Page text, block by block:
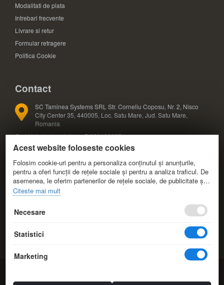
Modalitati de plata
Intrebari frecvente
Livrare si retur
Formular retragere
Politica Cookie
Contact
SC Taminea Systems SRL Str. Corneliu Coposu, Nr. 2, Nisco
City Center 35, 440005, Loc. Satu Mare, Jud. Satu Mare,
Romania
Cod Unic de Inregistrare: RO33133887
Registrul Comertului: J30/327/2014
COD CAEN: 4791
+40 724 588 425; +40 724 588 424
Acest website foloseste cookies
Folosim cookie-uri pentru a personaliza conținutul și anunțurile,
pentru a oferi funcții de rețele sociale și pentru a analiza traficul. De
asemenea, le oferim partenerilor de rețele sociale, de publicitate și
de analize informații cu privire la modul în care folosiți site-ul nostru.
Aceștia le pot combina cu alte informații oferite de dvs. sau culese
în urma folosirii serviciilor lor.
Citeste mai mult
Necesare
Statistici
Marketing